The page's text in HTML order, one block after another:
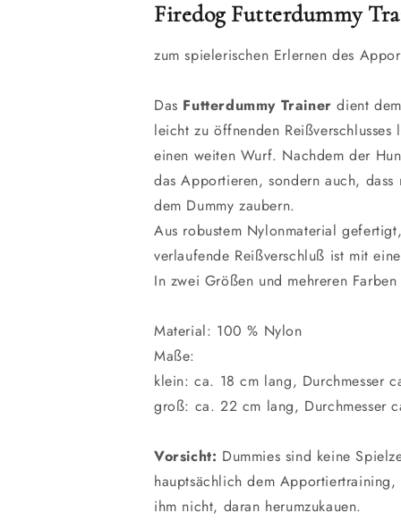
Firedog Futterdummy
zum spielerischen Erlernen des
Das Futterdummy Trainerdient
leicht zu öffnenden
einen weiten Wurf. Nachdem der
das Apportieren, sondern auch,
dem Dummy zaubern.
Aus robustem Nylonmaterial
verlaufende Reißverschluß ist mit
In zwei Größen und mehreren
Material: 100 % Nylon
Maße:
klein: ca. 18 cm lang, Durchmesser
groß: ca. 22 cm lang, Durchmesser
Vorsicht: Dummies sind keine
hauptsächlich dem
ihm nicht, daran herumzukauen.